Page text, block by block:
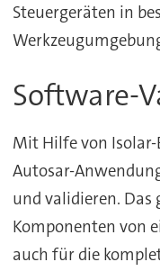
Steuergeräten in
Software-
Mit Hilfe von Isolar-
Autosar-
und validieren.
Komponenten von
auch für die